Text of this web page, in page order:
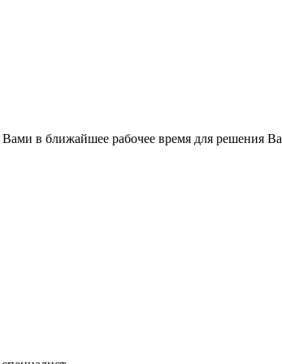
в ближайшее рабочее время для решения